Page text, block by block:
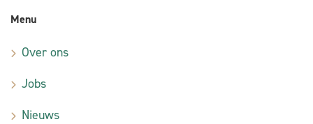
Menu
Over ons
Jobs
Nieuws